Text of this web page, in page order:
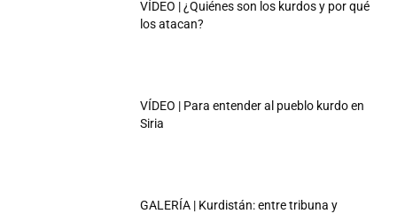
VÍDEO | ¿Quiénes son los kurdos y por qué
los atacan?
VÍDEO | Para entender al pueblo kurdo en
Siria
GALERÍA | Kurdistán: entre tribuna y